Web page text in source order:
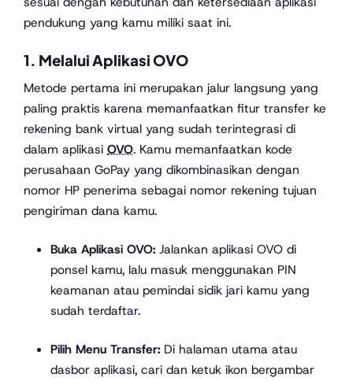
pendukung yang kamu miliki saat ini.
1. Melalui Aplikasi OVO
Metode pertama ini merupakan jalur langsung yang
paling praktis karena memanfaatkan fitur transfer ke
rekening bank virtual yang sudah terintegrasi di
dalam aplikasi OVO. Kamu memanfaatkan kode
perusahaan GoPay yang dikombinasikan dengan
nomor HP penerima sebagai nomor rekening tujuan
pengiriman dana kamu.
Buka Aplikasi OVO:Jalankan aplikasi OVO di
ponsel kamu, lalu masuk menggunakan PIN
keamanan atau pemindai sidik jari kamu yang
sudah terdaftar.
Pilih Menu Transfer:Di halaman utama atau
dasbor aplikasi, cari dan ketuk ikon bergambar